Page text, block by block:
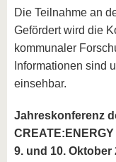
Die Teilnahme an
Gefördert wird die
kommunaler
Informationen sind
einsehbar.
Jahreskonferenz
CREATE:ENERGY
9. und 10. Oktober